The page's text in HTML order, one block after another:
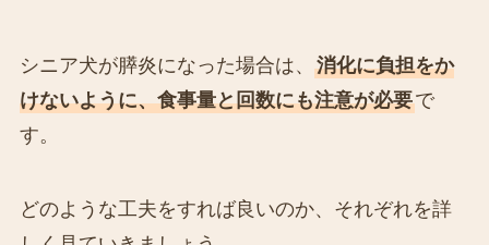
シニア犬が膵炎になった場合は、 消化に負担をか
けないように、食事量と回数にも注意が必要で
す。
どのような工夫をすれば良いのか、それぞれを詳